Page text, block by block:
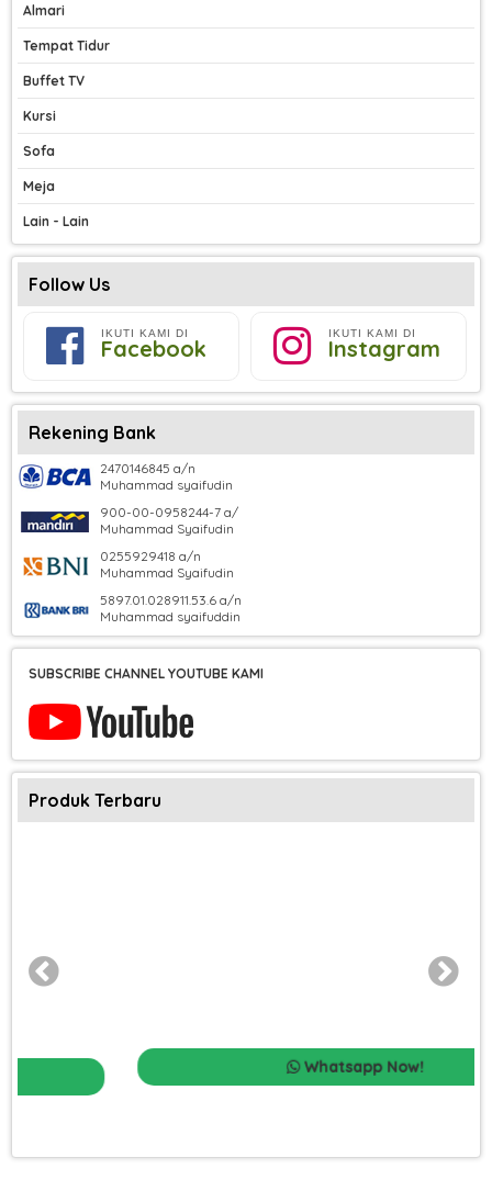
Almari
Tempat Tidur
Buffet TV
Kursi
Sofa
Meja
Lain - Lain
Follow Us
IKUTI KAMI DI
Facebook
IKUTI KAMI DI
Instagram
Rekening Bank
2470146845 a/n
Muhammad syaifudin
900-00-0958244-7 a/
Muhammad Syaifudin
0255929418 a/n
Muhammad Syaifudin
5897.01.028911.53.6 a/n
Muhammad syaifuddin
SUBSCRIBE CHANNEL YOUTUBE KAMI
Produk Terbaru
Whatsapp Now!